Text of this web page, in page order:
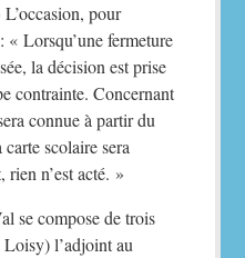
pour
Lorsqu’une fermeture
la décision est prise
contrainte. Concernant
connue à partir du
scolaire sera
n’est acté. »
se compose de trois
l’adjoint au